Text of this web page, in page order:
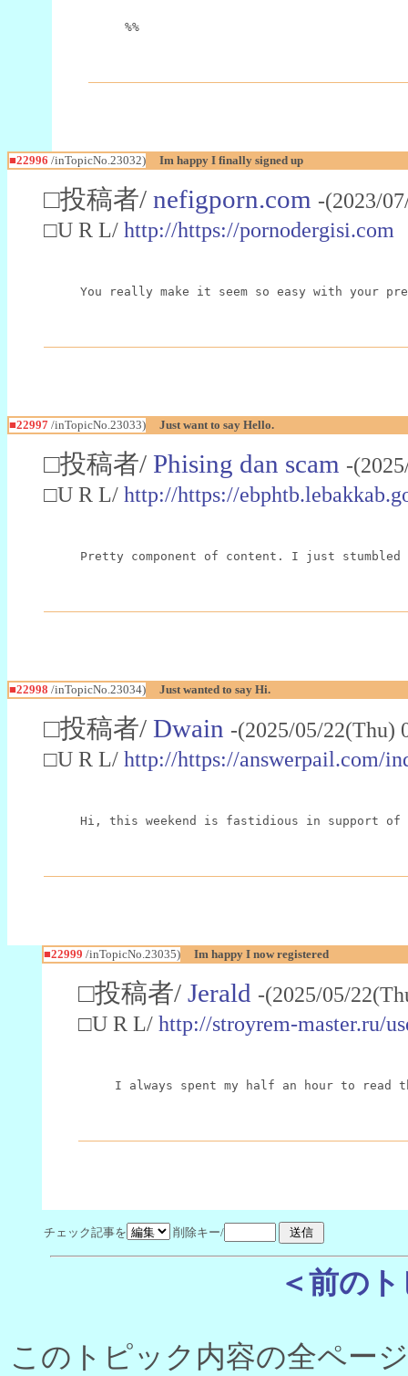
%%
■22996 /inTopicNo.23032) Im happy I finally signed up
□投稿者/ nefigporn.com -(2023/
□U R L/ http://https://pornodergisi.com
You really make it seem so easy with your
■22997 /inTopicNo.23033) Just want to say Hello.
□投稿者/ Phising dan scam -
□U R L/ http://https://
Pretty component of content. I just
■22998 /inTopicNo.23034) Just wanted to say Hi.
□投稿者/ Dwain -(2025/05/
□U R L/ http://https://answerpail.com/
Hi, this weekend is fastidious in support of
■22999 /inTopicNo.23035) Im happy I now registered
□投稿者/ Jerald -(2025/05/
□U R L/ http://stroyrem-master.ru/
I always spent my half an hour to
チェック記事を 削除キー/
＜前の
このトピック内容の全ペー